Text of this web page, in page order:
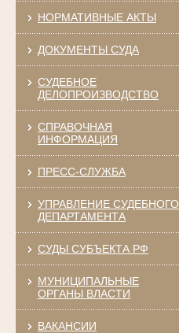
НОРМАТИВНЫЕ АКТЫ
ДОКУМЕНТЫ СУДА
СУДЕБНОЕ
ДЕЛОПРОИЗВОДСТВО
СПРАВОЧНАЯ
ИНФОРМАЦИЯ
ПРЕСС-СЛУЖБА
УПРАВЛЕНИЕ СУДЕБНОГО
ДЕПАРТАМЕНТА
СУДЫ СУБЪЕКТА РФ
МУНИЦИПАЛЬНЫЕ
ОРГАНЫ ВЛАСТИ
ВАКАНСИИ